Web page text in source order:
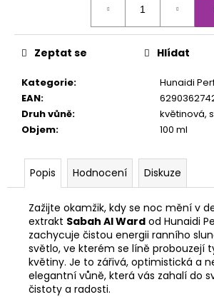
Kategorie:
Hunaidi
EAN:
Druh vůně:
květinová,
Objem: 100 ml
Zeptat se Hlídat
Popis Hodnocení Diskuze
Zažijte okamžik, kdy se noc mění v
extrakt Sabah Al Ward od Hunaidi
zachycuje čistou energii ranního
světlo, ve kterém se líně probouzejí
květiny. Je to zářivá, optimistická a
elegantní vůně, která vás zahalí do
čistoty a radosti.
j
e
e